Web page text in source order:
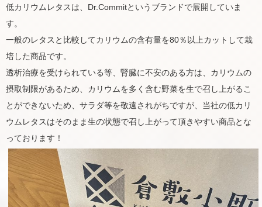
低カリウムレタスは、Dr.Commitというブランドで展開していま
す。
一般のレタスと比較してカリウムの含有量を80％以上カットして栽
培した商品です。
透析治療を受けられている等、腎臓に不安のある方は、カリウムの
摂取制限があるため、カリウムを多く含む野菜を生で召し上がるこ
とができないため、サラダ等を敬遠されがちですが、当社の低カリ
ウムレタスはそのまま生の状態で召し上がって頂きやすい商品とな
っております！